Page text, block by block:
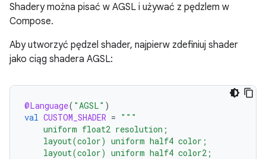
Shadery można pisać w AGSL i używać z pędzlem w
Compose.
Aby utworzyć pędzel shader, najpierw zdefiniuj shader
jako ciąg shadera AGSL:
@Language( "AGSL" )
val CUSTOM_SHADER = """
    uniform float2 resolution;
    layout(color) uniform half4 color;
    layout(color) uniform half4 color2;